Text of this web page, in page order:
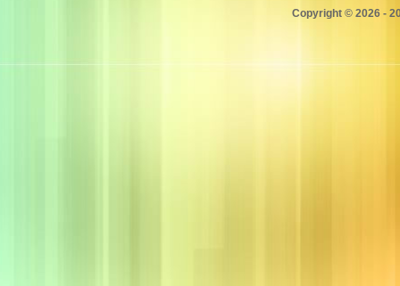
Copyright © 2026 -